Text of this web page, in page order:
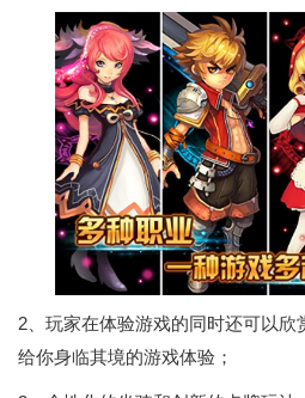
2、玩家在体验游戏的同时还可以欣
给你身临其境的游戏体验；